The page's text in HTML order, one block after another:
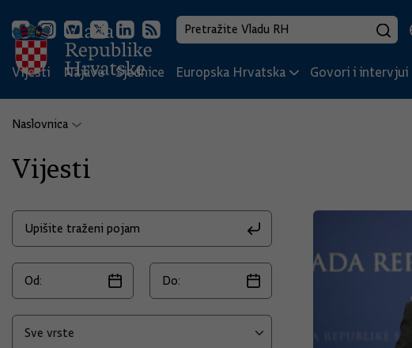
Vijesti Najave Sjednice Europska Hrvatska Govori i intervjui
Naslovnica
Vijesti